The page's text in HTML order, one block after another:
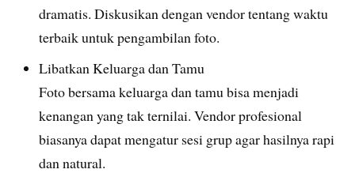
dramatis. Diskusikan dengan vendor tentang waktu
terbaik untuk pengambilan foto.
Libatkan Keluarga dan Tamu
Foto bersama keluarga dan tamu bisa menjadi
kenangan yang tak ternilai. Vendor profesional
biasanya dapat mengatur sesi grup agar hasilnya rapi
dan natural.